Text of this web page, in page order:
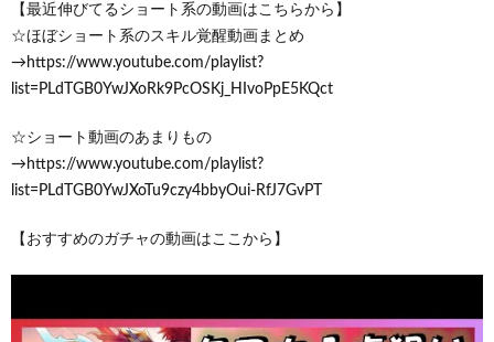
【最近伸びてるショート系の動画はこちらから】
☆ほぼショート系のスキル覚醒動画まとめ
→https://www.youtube.com/playlist?
list=PLdTGB0YwJXoRk9PcOSKj_HIvoPpE5KQct
☆ショート動画のあまりもの
→https://www.youtube.com/playlist?
list=PLdTGB0YwJXoTu9czy4bbyOui-RfJ7GvPT
【おすすめのガチャの動画はここから】